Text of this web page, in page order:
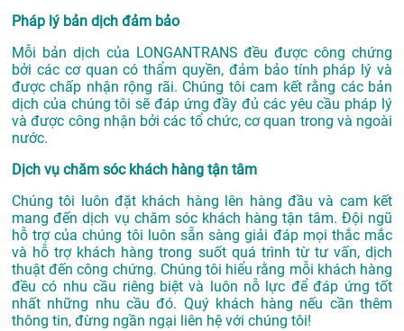
Pháp lý bản dịch đảm bảo
Mỗi bản dịch của LONGANTRANS đều được công chứng
bởi các cơ quan có thẩm quyền, đảm bảo tính pháp lý và
được chấp nhận rộng rãi. Chúng tôi cam kết rằng các bản
dịch của chúng tôi sẽ đáp ứng đầy đủ các yêu cầu pháp lý
và được công nhận bởi các tổ chức, cơ quan trong và ngoài
nước.
Dịch vụ chăm sóc khách hàng tận tâm
Chúng tôi luôn đặt khách hàng lên hàng đầu và cam kết
mang đến dịch vụ chăm sóc khách hàng tận tâm. Đội ngũ
hỗ trợ của chúng tôi luôn sẵn sàng giải đáp mọi thắc mắc
và hỗ trợ khách hàng trong suốt quá trình từ tư vấn, dịch
thuật đến công chứng. Chúng tôi hiểu rằng mỗi khách hàng
đều có nhu cầu riêng biệt và luôn nỗ lực để đáp ứng tốt
nhất những nhu cầu đó. Quý khách hàng nếu cần thêm
thông tin, đừng ngần ngại liên hệ với chúng tôi!